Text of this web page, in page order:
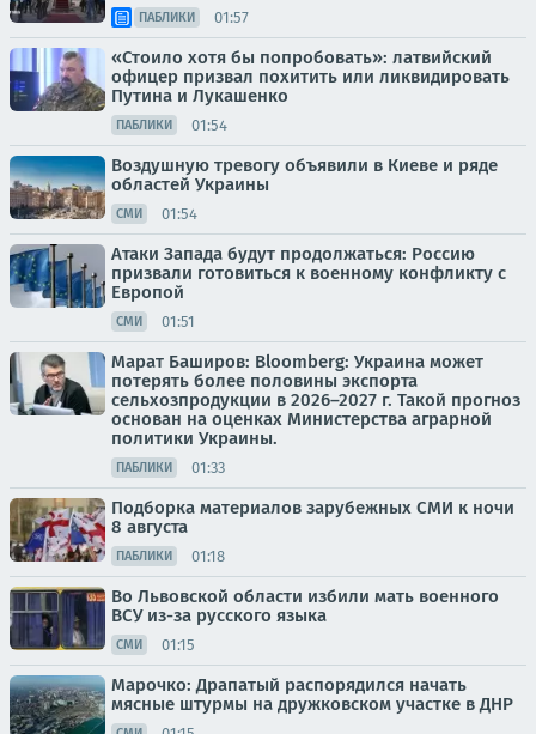
ПАБЛИКИ 01:57
«Стоило хотя бы попробовать»: латвийский
офицер призвал похитить или ликвидировать
Путина и Лукашенко
ПАБЛИКИ 01:54
Воздушную тревогу объявили в Киеве и ряде
областей Украины
СМИ 01:54
Атаки Запада будут продолжаться: Россию
призвали готовиться к военному конфликту с
Европой
СМИ 01:51
Марат Баширов: Bloomberg: Украина может
потерять более половины экспорта
сельхозпродукции в 2026–2027 г. Такой прогноз
основан на оценках Министерства аграрной
политики Украины.
ПАБЛИКИ 01:33
Подборка материалов зарубежных СМИ к ночи
8 августа
ПАБЛИКИ 01:18
Во Львовской области избили мать военного
ВСУ из-за русского языка
СМИ 01:15
Марочко: Драпатый распорядился начать
мясные штурмы на дружковском участке в ДНР